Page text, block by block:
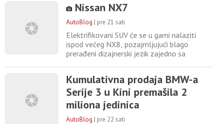
prodaju u Evropi. Studija J.D.Powera
procenjuje različita iskustva kupaca u Kini sa
servisnim uslugama svake marke do 24
meseca nakon isporuke vozila
Nissan NX7
AutoBlog | pre 21 sati
Elektrifikovani SUV će se u gami nalaziti
ispod većeg NX8, pozajmljujući blago
prerađeni dizajnerski jezik zajedno sa
senzori ukazuju na prilično sofisticiranu ADAS
postavku. Dimenzije automobila su: dužina
4785 mm, širina 1932 mm i visina 1665 mm,
sa međuosovinskim rastojanjem
Kumulativna prodaja BMW-a
Serije 3 u Kini premašila 2
miliona jedinica
AutoBlog | pre 22 sati